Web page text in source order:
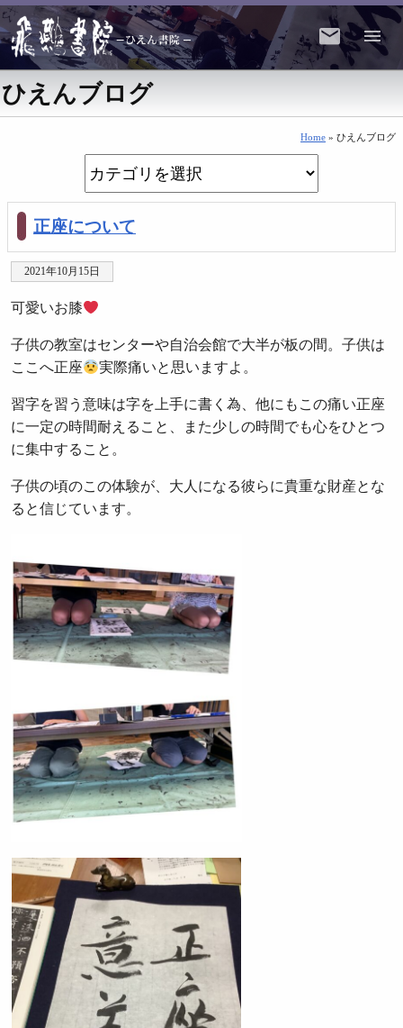
ひえんブログ
Home » ひえんブログ
正座について
2021年10月15日
可愛いお膝
子供の教室はセンターや自治会館で大半が板の間。子供は
ここへ正座
実際痛いと思いますよ。
習字を習う意味は字を上手に書く為、他にもこの痛い正座
に一定の時間耐えること、また少しの時間でも心をひとつ
に集中すること。
子供の頃のこの体験が、大人になる彼らに貴重な財産とな
ると信じています。